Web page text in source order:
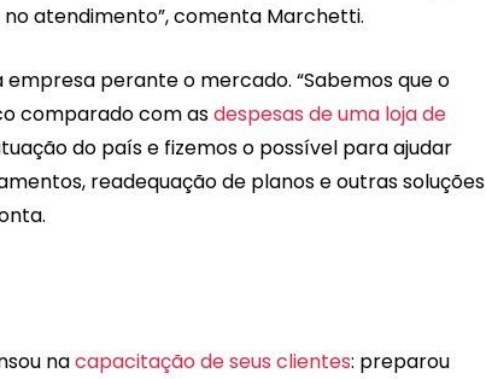
atendimento”, comenta Marchetti.
perante o mercado. “Sabemos que o
comparado com asdespesas de uma loja de
do país e fizemos o possível para ajudar
readequação de planos e outras soluções
nacapacitação de seus clientes: preparou